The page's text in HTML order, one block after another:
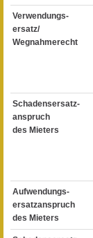
Verwendungs-
ersatz/
Wegnahmerecht
Schadensersatz-
anspruch
des Mieters
Aufwendungs-
ersatzanspruch
des Mieters